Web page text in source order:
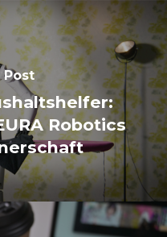
Post
Robotics